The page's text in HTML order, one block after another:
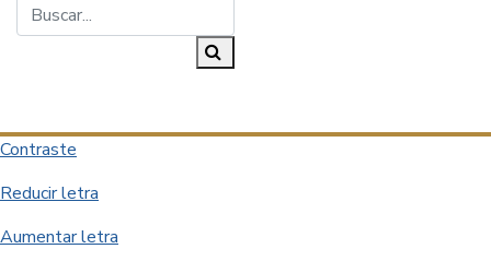
Contraste
Reducir letra
Aumentar letra